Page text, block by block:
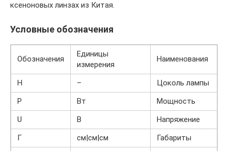
ксеноновых линзах из Китая.
Условные обозначения
Обозначения
Единицы
измерения
Наименования
H –
Цоколь лампы
P
Вт
Мощность
U
В
Напряжение
Г
см|см|см Габариты